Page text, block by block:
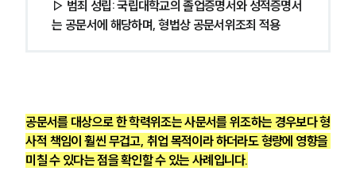
▷ 범죄 성립: 국립대학교의 졸업증명서와 성적증명서
는 공문서에 해당하며, 형법상 공문서위조죄 적용
공문서를 대상으로 한 학력위조는 사문서를 위조하는 경우보다 형
사적 책임이 훨씬 무겁고, 취업 목적이라 하더라도 형량에 영향을
미칠 수 있다는 점을 확인할 수 있는 사례입니다.